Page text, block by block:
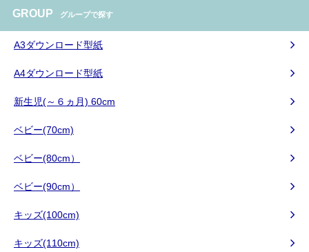
GROUP グループで探す
A3ダウンロード型紙
A4ダウンロード型紙
新生児(～６ヵ月) 60cm
ベビー(70cm)
ベビー(80cm）
ベビー(90cm）
キッズ(100cm)
キッズ(110cm)